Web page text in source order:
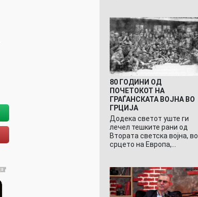
80 ГОДИНИ ОД
ПОЧЕТОКОТ НА
ГРАЃАНСКАТА ВОЈНА ВО
ГРЦИЈА
Додека светот уште ги
лечел тешките рани од
Втората светска војна, во
срцето на Европа,…